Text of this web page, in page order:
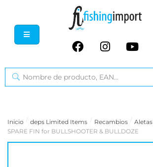
Inicio / deps Limited Items / Recambios / Aletas
SPARE FIN for BULLSHOOTER & BULLDOZE